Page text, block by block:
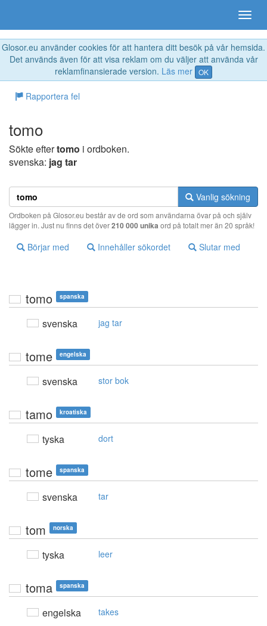
Glosor.eu använder cookies för att hantera ditt besök på vår hemsida.
Det används även för att visa reklam om du väljer att använda vår
reklamfinansierade version. Läs mer OK
Rapportera fel
tomo
Sökte eftertomo i ordboken.
svenska: jag tar
Vanlig sökning
Ordboken på Glosor.eu består av de ord som användarna övar på och själv
lägger in. Just nu finns det över210 000 unika ord på totalt mer än 20 språk!
Börjar med Innehåller sökordet Slutar med
tomo spanska
svenska jag tar
tome engelska
svenska stor bok
tamo kroatiska
tyska dort
tome spanska
svenska tar
tom norska
tyska leer
toma spanska
engelska takes